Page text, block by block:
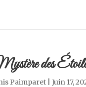
des
Paimparet| Juin 17,